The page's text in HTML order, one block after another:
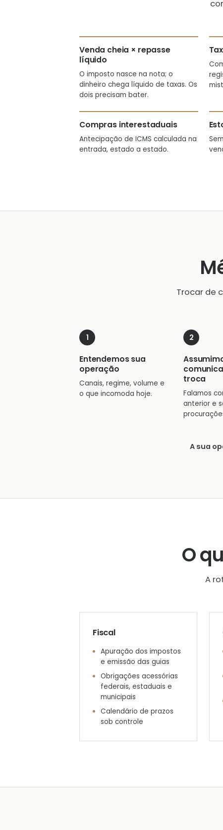
Venda cheia × repasse
líquido
O imposto nasce na nota; o
dinheiro chega líquido de taxas. Os
dois precisam bater.
Compras interestaduais
Antecipação de ICMS calculada na
entrada, estado a estado.
Trocar de
Entendemos sua
operação
Canais, regime, volume e
o que incomoda hoje.
troca
Falamos
anterior e
A sua
O
A
Fiscal
Apuração dos impostos
e emissão das guias
Obrigações acessórias
federais, estaduais e
municipais
Calendário de prazos
sob controle